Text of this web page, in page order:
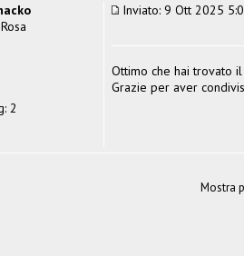
Inviato: 9 Ott 2025
Ottimo che hai trovato
Grazie per aver
2
Mostra